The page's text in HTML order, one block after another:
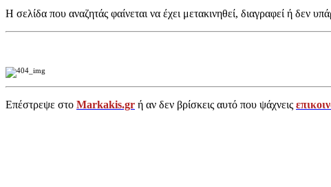
Η σελίδα που αναζητάς φαίνεται να έχει μετακινηθεί, διαγραφεί ή δεν
Επέστρεψε στο Markakis.gr ή αν δεν βρίσκεις αυτό που ψάχνεις